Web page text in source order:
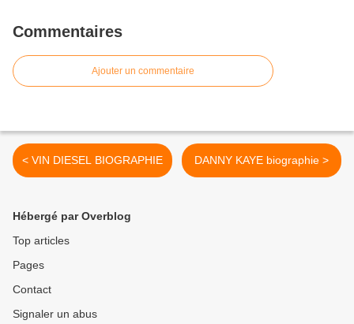
Commentaires
Ajouter un commentaire
< VIN DIESEL BIOGRAPHIE DANNY KAYE biographie >
Hébergé par Overblog
Top articles
Pages
Contact
Signaler un abus